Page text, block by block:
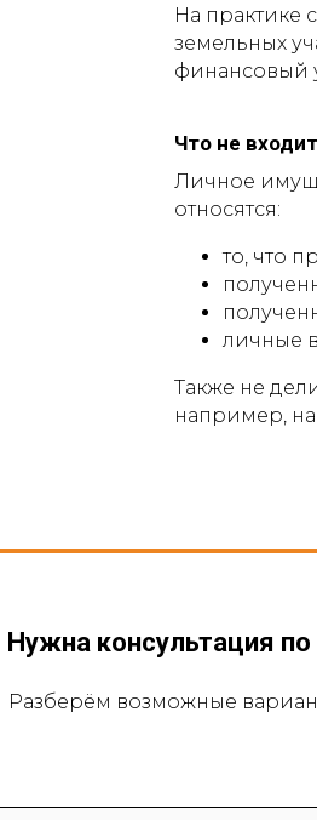
На практике
земельных
финансовый
Что не входит
Личное
относятся:
то, что
личные
Также не
например, на
Нужна консультация
Разберём возможные